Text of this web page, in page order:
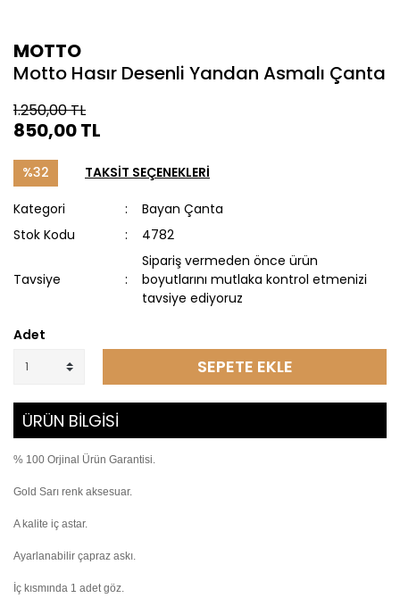
MOTTO
Motto Hasır Desenli Yandan Asmalı Çanta
1.250,00 TL
850,00 TL
%32 TAKSİT SEÇENEKLERİ
Kategori
Bayan Çanta
Stok Kodu
4782
Tavsiye
Sipariş vermeden önce ürün
boyutlarını mutlaka kontrol etmenizi
tavsiye ediyoruz
Adet
SEPETE EKLE
ÜRÜN BİLGİSİ
% 100 Orjinal Ürün Garantisi.
Gold Sarı renk aksesuar.
A kalite iç astar.
Ayarlanabilir çapraz askı.
İç kısmında 1 adet göz.